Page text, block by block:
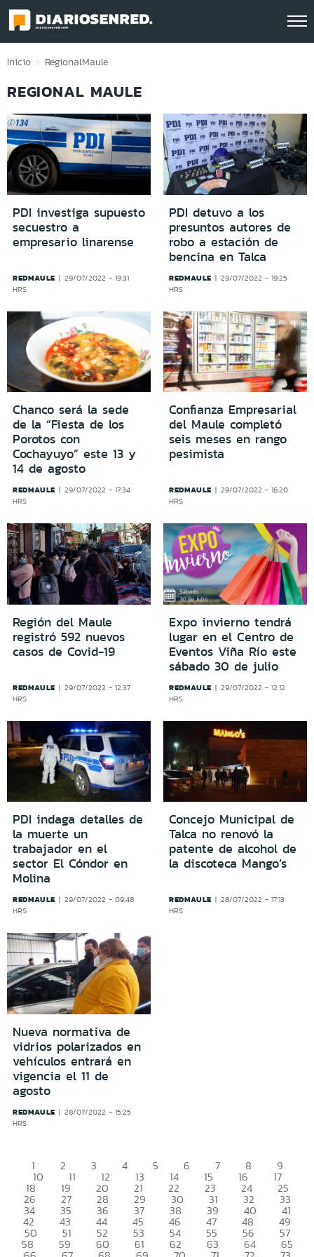
Click acá para ir directamente al contenido
Inicio RegionalMaule
REGIONAL MAULE
PDI investiga supuesto
secuestro a
empresario linarense
REDMAULE
29/07/2022 - 19:31
HRS
PDI detuvo a los
presuntos autores de
robo a estación de
bencina en Talca
REDMAULE
29/07/2022 - 19:25
HRS
Chanco será la sede
de la “Fiesta de los
Porotos con
Cochayuyo” este 13 y
14 de agosto
REDMAULE
29/07/2022 - 17:34
HRS
Confianza Empresarial
del Maule completó
seis meses en rango
pesimista
REDMAULE
29/07/2022 - 16:20
HRS
Región del Maule
registró 592 nuevos
casos de Covid-19
REDMAULE
29/07/2022 - 12:37
HRS
Expo invierno tendrá
lugar en el Centro de
Eventos Viña Río este
sábado 30 de julio
REDMAULE
29/07/2022 - 12:12
HRS
PDI indaga detalles de
la muerte un
trabajador en el
sector El Cóndor en
Molina
REDMAULE
29/07/2022 - 09:48
HRS
Concejo Municipal de
Talca no renovó la
patente de alcohol de
la discoteca Mango’s
REDMAULE
28/07/2022 - 17:13
HRS
Nueva normativa de
vidrios polarizados en
vehículos entrará en
vigencia el 11 de
agosto
REDMAULE
28/07/2022 - 15:25
HRS
1 2 3 4 5 6 7 8 9
10 11 12 13 14 15 16 17
18 19 20 21 22 23 24 25
26 27 28 29 30 31 32 33
34 35 36 37 38 39 40 41
42 43 44 45 46 47 48 49
50 51 52 53 54 55 56 57
58 59 60 61 62 63 64 65